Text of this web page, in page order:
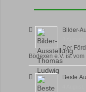
Bilder-
Der
Bödexen e.V. ist
Beste